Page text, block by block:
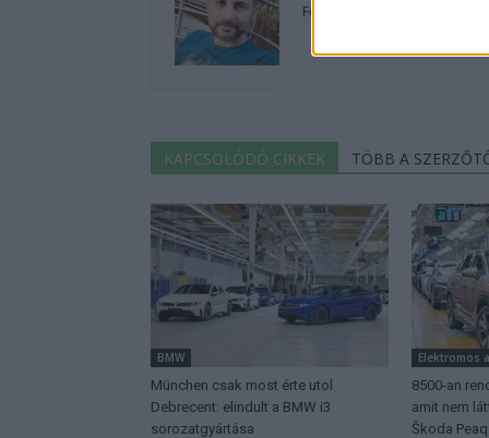
Főállásban Informatikus
KAPCSOLÓDÓ CIKKEK TÖBB A
BMW
München csak most érte utol
Debrecent: elindult a BMW i3
sorozatgyártása
Elektromos
8500-an
amit nem
Škoda